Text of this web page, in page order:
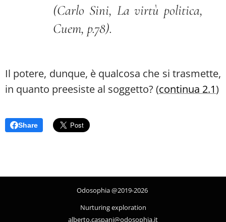
(Carlo Sini, La virtù politica,
Cuem, p.78).
Il potere, dunque, è qualcosa che si trasmette,
in quanto preesiste al soggetto? (continua 2.1)
Share
Odosophia @2019-2026
Nurturing exploration
alberto.caspani@odosophia.it